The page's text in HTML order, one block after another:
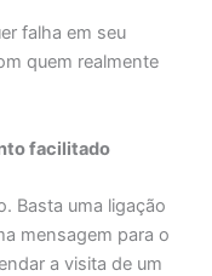
falha em seu
quem realmente
facilitado
Basta uma ligação
mensagem para o
a visita de um